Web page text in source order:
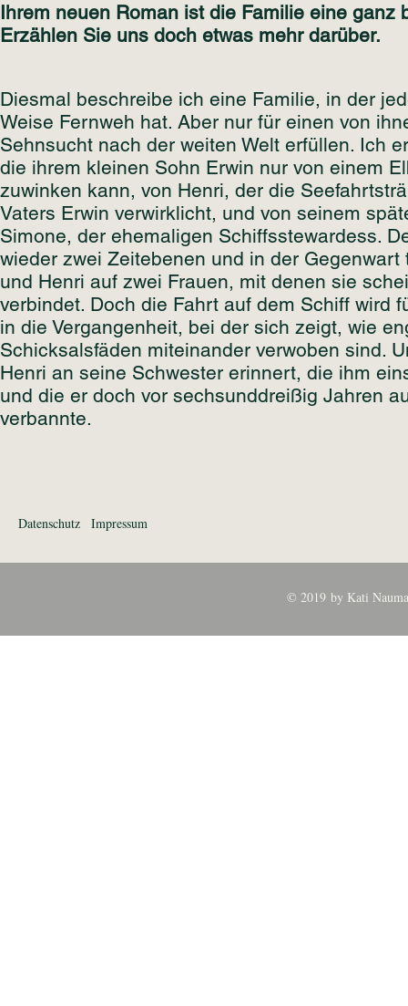
Ihrem neuen Roman ist die Familie eine ganz
Erzählen Sie uns doch etwas mehr darüber.
Diesmal beschreibe ich eine Familie, in der
Weise Fernweh hat. Aber nur für einen von
Sehnsucht nach der weiten Welt erfüllen. Ich
die ihrem kleinen Sohn Erwin nur von einem
zuwinken kann, von Henri, der die
Vaters Erwin verwirklicht, und von seinem
Simone, der ehemaligen Schiffsstewardess.
wieder zwei Zeitebenen und in der Gegenwart
und Henri auf zwei Frauen, mit denen sie
verbindet. Doch die Fahrt auf dem Schiff wird
in die Vergangenheit, bei der sich zeigt, wie
Schicksalsfäden miteinander verwoben sind.
Henri an seine Schwester erinnert, die ihm
und die er doch vor sechsunddreißig Jahren
verbannte.
Datenschutz Impressum
© 2019 by Kati